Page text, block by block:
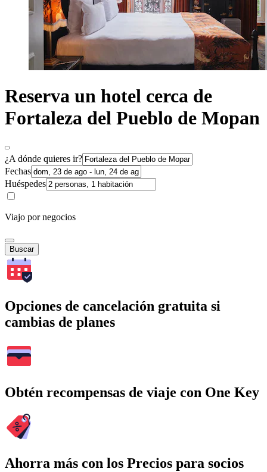
Reserva un hotel cerca de
Fortaleza del Pueblo de Mopan
¿A dónde quieres ir?
Fechas
Huéspedes
Viajo por negocios
Buscar
Opciones de cancelación gratuita si
cambias de planes
Obtén recompensas de viaje con One Key
Ahorra más con los Precios para socios